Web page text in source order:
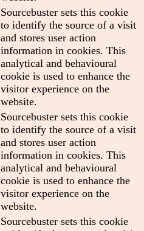
Sourcebuster sets this cookie
to identify the source of a visit
and stores user action
information in cookies. This
analytical and behavioural
cookie is used to enhance the
visitor experience on the
website.
Sourcebuster sets this cookie
to identify the source of a visit
and stores user action
information in cookies. This
analytical and behavioural
cookie is used to enhance the
visitor experience on the
website.
Sourcebuster sets this cookie